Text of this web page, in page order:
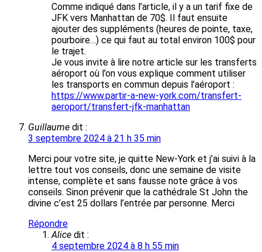
Comme indiqué dans l’article, il y a un tarif fixe de
JFK vers Manhattan de 70$. Il faut ensuite
ajouter des suppléments (heures de pointe, taxe,
pourboire…) ce qui faut au total environ 100$ pour
le trajet.
Je vous invite à lire notre article sur les transferts
aéroport où l’on vous explique comment utiliser
les transports en commun depuis l’aéroport :
https://www.partir-a-new-york.com/transfert-
aeroport/transfert-jfk-manhattan
Guillaume dit :
3 septembre 2024 à 21 h 35 min
Merci pour votre site, je quitte New-York et j’ai suivi à la
lettre tout vos conseils, donc une semaine de visite
intense, complète et sans fausse note grâce à vos
conseils. Sinon prévenir que la cathédrale St John the
divine c’est 25 dollars l’entrée par personne. Merci
Répondre
Alice dit :
4 septembre 2024 à 8 h 55 min